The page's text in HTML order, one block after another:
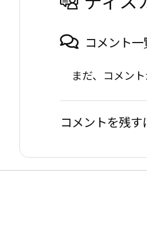
コメント一
まだ、コメン
コメントを残す